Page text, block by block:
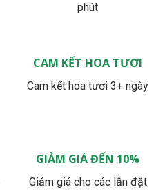
phút
CAM KẾT HOA TƯƠI
Cam kết hoa tươi 3+ ngày
GIẢM GIÁ ĐẾN 10%
Giảm giá cho các lần đặt